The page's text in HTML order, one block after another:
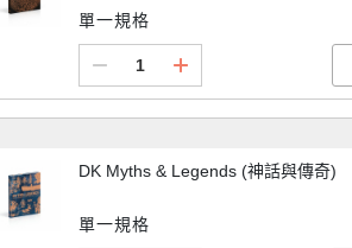
單一規格
DK Myths & Legends (神話與傳奇)
單一規格